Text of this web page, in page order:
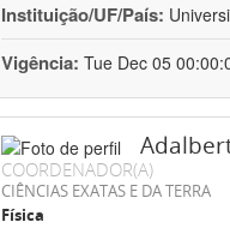
Instituição/UF/País:
Vigência: Tue Dec 05
COORDENADOR(A)
CIÊNCIAS EXATAS E DA TERRA
Física